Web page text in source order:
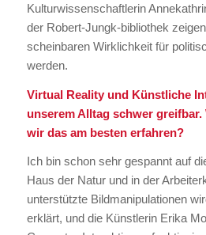
Kulturwissenschaftlerin
der Robert-Jungk-bibliothek
scheinbaren Wirklichkeit für
werden.
Virtual Reality und Künstliche
unserem Alltag schwer
wir das am besten erfahren?
Ich bin schon sehr gespannt auf
Haus der Natur und in der
unterstützte Bildmanipulationen
erklärt, und die Künstlerin Erika